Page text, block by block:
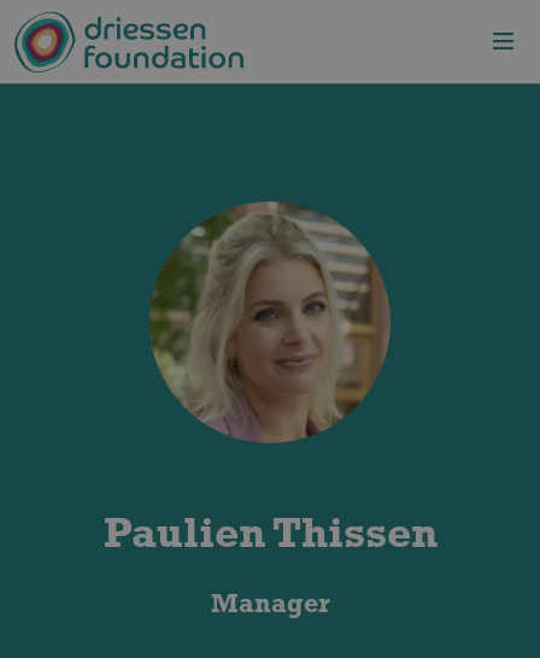
Overslaan en naar de inhoud gaan
Paulien Thissen
Manager